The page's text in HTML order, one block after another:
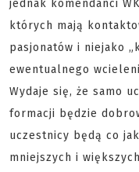
jednak komendanci
których mają
pasjonatów i niejako
ewentualnego
Wydaje się, że samo
formacji będzie
uczestnicy będą co
mniejszych i